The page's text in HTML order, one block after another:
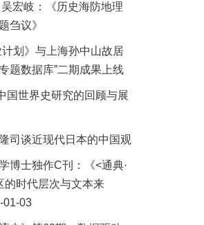
宏岐：《历史海防地理
刍议》
计划》与上海孙中山故居
题数据库”二期成果上线
国世界史研究的回顾与展
司谈近现代日本的中国观
博士独作C刊：《<通典·
的时代层次与文本来
01-03